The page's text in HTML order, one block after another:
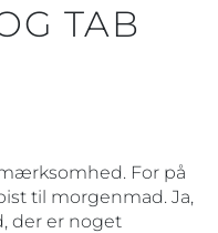
TAB
For på
til morgenmad. Ja,
der er noget